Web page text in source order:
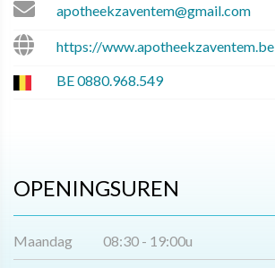
apotheekzaventem@gmail.com
https://www.apotheekzaventem.be
BE 0880.968.549
OPENINGSUREN
Maandag 08:30 - 19:00u